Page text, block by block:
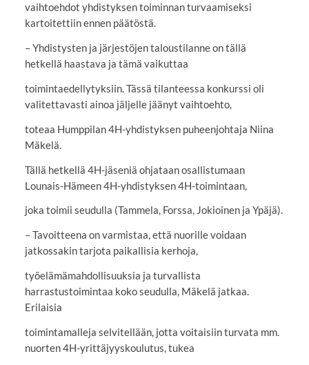
vaihtoehdot yhdistyksen toiminnan turvaamiseksi
kartoitettiin ennen päätöstä.
– Yhdistysten ja järjestöjen taloustilanne on tällä
hetkellä haastava ja tämä vaikuttaa
toimintaedellytyksiin. Tässä tilanteessa konkurssi oli
valitettavasti ainoa jäljelle jäänyt vaihtoehto,
toteaa Humppilan 4H-yhdistyksen puheenjohtaja Niina
Mäkelä.
Tällä hetkellä 4H-jäseniä ohjataan osallistumaan
Lounais-Hämeen 4H-yhdistyksen 4H-toimintaan,
joka toimii seudulla (Tammela, Forssa, Jokioinen ja Ypäjä).
– Tavoitteena on varmistaa, että nuorille voidaan
jatkossakin tarjota paikallisia kerhoja,
työelämämahdollisuuksia ja turvallista
harrastustoimintaa koko seudulla, Mäkelä jatkaa.
Erilaisia
toimintamalleja selvitellään, jotta voitaisiin turvata mm.
nuorten 4H-yrittäjyyskoulutus, tukea